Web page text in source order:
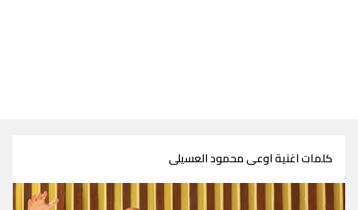
كلمات اغنية اوعى محمود العسيلى